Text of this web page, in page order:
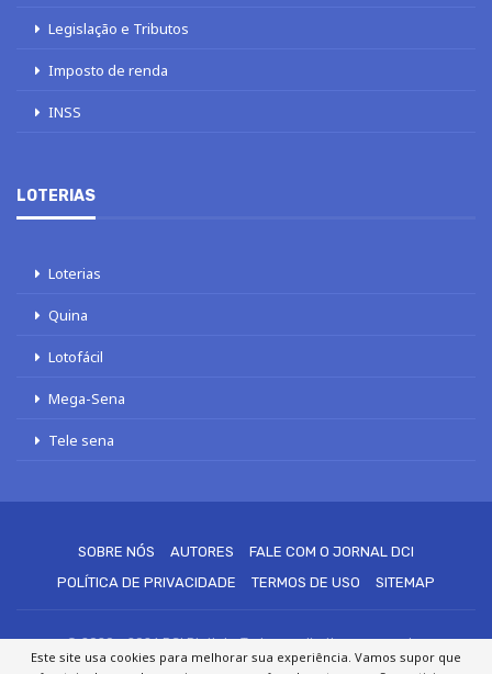
Legislação e Tributos
Imposto de renda
INSS
LOTERIAS
Loterias
Quina
Lotofácil
Mega-Sena
Tele sena
SOBRE NÓS AUTORES
FALE COM O JORNAL DCI
POLÍTICA DE PRIVACIDADE
TERMOS DE USO SITEMAP
© 2020 - 2026 DCI Digital - Todos os direitos reservados
Este site usa cookies para melhorar sua experiência. Vamos supor que